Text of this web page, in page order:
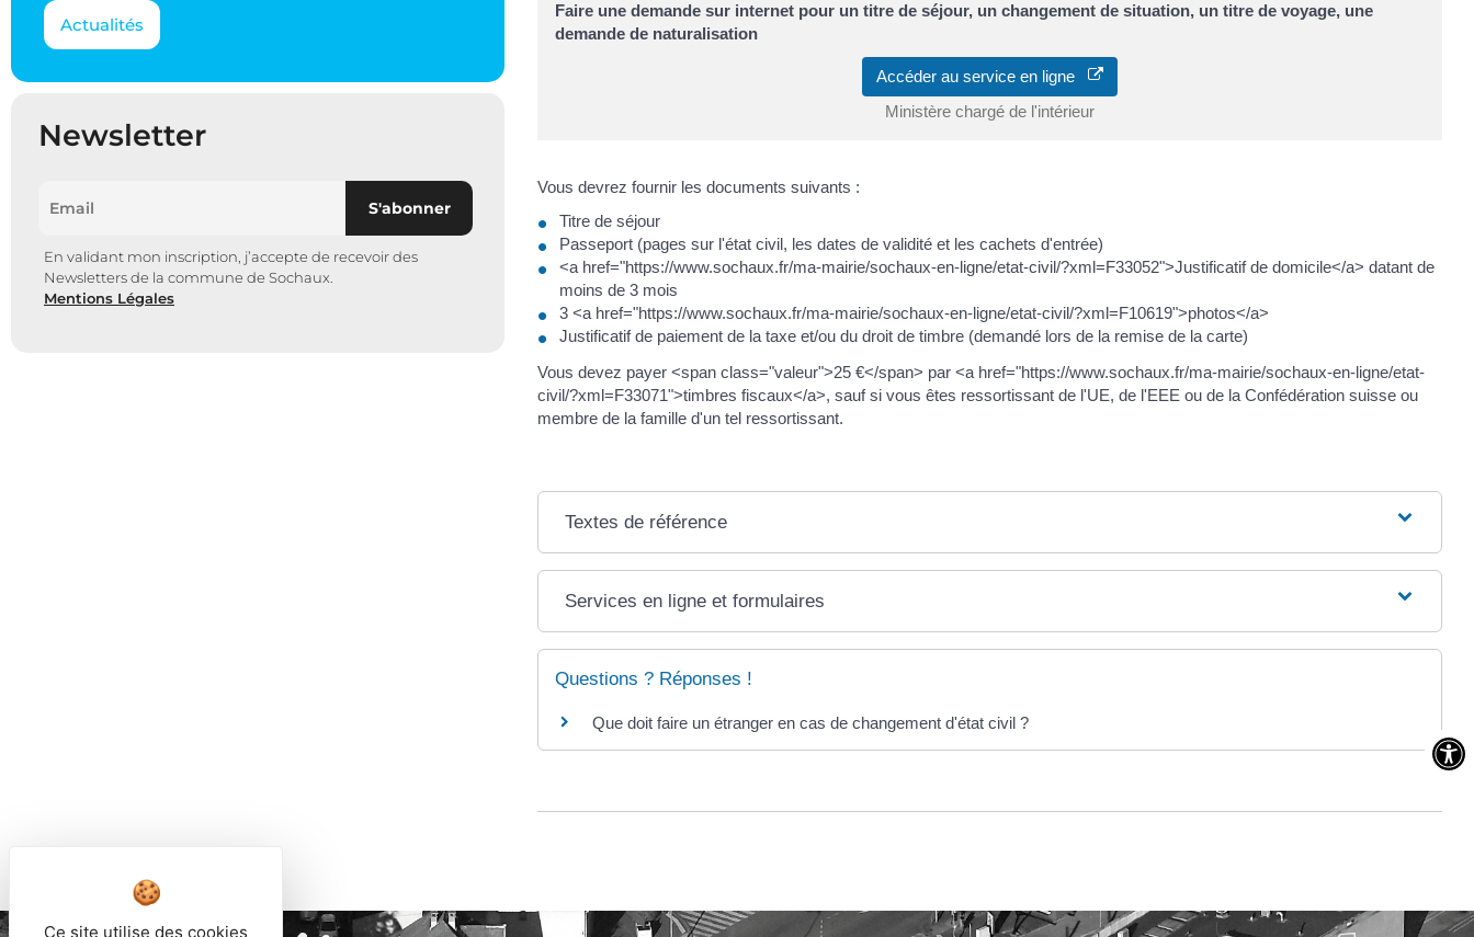
Actualités
Newsletter
En validant mon inscription, j’accepte de recevoir des
Newsletters de la commune de Sochaux.
Mentions Légales
Faire une demande sur internet pour un titre de séjour, un changement de situation, un titre de voyage, une
demande de naturalisation
Accéder au service en ligne
Ministère chargé de l'intérieur
Vous devrez fournir les documents suivants :
Titre de séjour
Passeport (pages sur l'état civil, les dates de validité et les cachets d'entrée)
<a href="https://www.sochaux.fr/ma-mairie/sochaux-en-ligne/etat-civil/?xml=F33052">Justificatif de domicile</a> datant de
moins de 3 mois
3 <a href="https://www.sochaux.fr/ma-mairie/sochaux-en-ligne/etat-civil/?xml=F10619">photos</a>
Justificatif de paiement de la taxe et/ou du droit de timbre (demandé lors de la remise de la carte)
Vous devez payer <span class="valeur">25 €</span> par <a href="https://www.sochaux.fr/ma-mairie/sochaux-en-ligne/etat-
civil/?xml=F33071">timbres fiscaux</a>, sauf si vous êtes ressortissant de l'UE, de l'EEE ou de la Confédération suisse ou
membre de la famille d'un tel ressortissant.
Textes de référence
Services en ligne et formulaires
Questions ? Réponses !
Que doit faire un étranger en cas de changement d'état civil ?
Ce site utilise des cookies